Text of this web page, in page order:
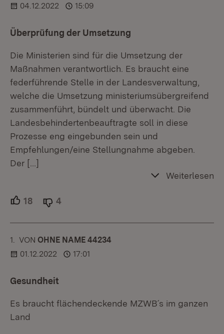
04.12.2022
15:09
Überprüfung der Umsetzung
Die Ministerien sind für die Umsetzung der
Maßnahmen verantwortlich. Es braucht eine
federführende Stelle in der Landesverwaltung,
welche die Umsetzung ministeriumsübergreifend
zusammenführt, bündelt und überwacht. Die
Landesbehindertenbeauftragte soll in diese
Prozesse eng eingebunden sein und
Empfehlungen/eine Stellungnahme abgeben.
Der […]
Weiterlesen
18 Unterstützer.
4
1. KOMMENTAR
VON :OHNE NAME 44234
01.12.2022
17:01
Gesundheit
Es braucht flächendeckende MZWB´s im ganzen
Land